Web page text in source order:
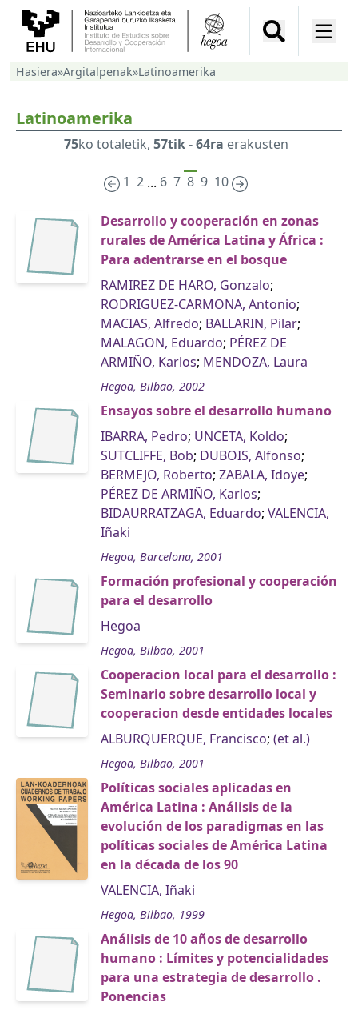
Hasiera»Argitalpenak»Latinoamerika
Latinoamerika
75ko totaletik, 57tik - 64ra erakusten
1 2 ... 6 7 8 9 10
Desarrollo y cooperación en zonas
rurales de América Latina y África :
Para adentrarse en el bosque
RAMIREZ DE HARO, Gonzalo;
RODRIGUEZ-CARMONA, Antonio;
MACIAS, Alfredo; BALLARIN, Pilar;
MALAGON, Eduardo; PÉREZ DE
ARMIÑO, Karlos; MENDOZA, Laura
Hegoa, Bilbao, 2002
Ensayos sobre el desarrollo humano
IBARRA, Pedro; UNCETA, Koldo;
SUTCLIFFE, Bob; DUBOIS, Alfonso;
BERMEJO, Roberto; ZABALA, Idoye;
PÉREZ DE ARMIÑO, Karlos;
BIDAURRATZAGA, Eduardo; VALENCIA,
Iñaki
Hegoa, Barcelona, 2001
Formación profesional y cooperación
para el desarrollo
Hegoa
Hegoa, Bilbao, 2001
Cooperacion local para el desarrollo :
Seminario sobre desarrollo local y
cooperacion desde entidades locales
ALBURQUERQUE, Francisco; (et al.)
Hegoa, Bilbao, 2001
Políticas sociales aplicadas en
América Latina : Análisis de la
evolución de los paradigmas en las
políticas sociales de América Latina
en la década de los 90
VALENCIA, Iñaki
Hegoa, Bilbao, 1999
Análisis de 10 años de desarrollo
humano : Límites y potencialidades
para una estrategia de desarrollo .
Ponencias